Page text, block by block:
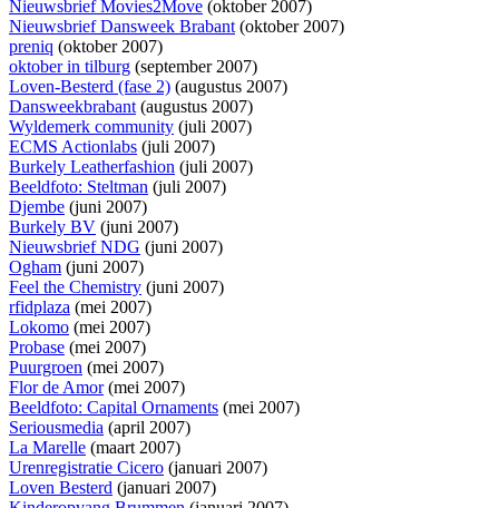
Nieuwsbrief Movies2Move (oktober 2007)
Nieuwsbrief Dansweek Brabant(oktober 2007)
preniq (oktober 2007)
oktober in tilburg (september 2007)
Loven-Besterd (fase 2) (augustus 2007)
Dansweekbrabant(augustus 2007)
Wyldemerk community (juli 2007)
ECMS Actionlabs (juli 2007)
Burkely Leatherfashion (juli 2007)
Beeldfoto: Steltman (juli 2007)
Djembe (juni 2007)
Burkely BV (juni 2007)
Nieuwsbrief NDG (juni 2007)
Ogham (juni 2007)
Feel the Chemistry (juni 2007)
rfidplaza (mei 2007)
Lokomo (mei 2007)
Probase (mei 2007)
Puurgroen (mei 2007)
Flor de Amor(mei 2007)
Beeldfoto: Capital Ornaments (mei 2007)
Seriousmedia (april 2007)
La Marelle (maart 2007)
Urenregistratie Cicero (januari 2007)
Loven Besterd (januari 2007)